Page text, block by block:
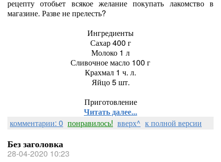
рецепту отобьет всякое желание покупать лакомство в
магазине. Разве не прелесть?
Ингредиенты
Сахар 400 г
Молоко 1 л
Сливочное масло 100 г
Крахмал 1 ч. л.
Яйцо 5 шт.
Приготовление
Читать далее...
комментарии: 0 понравилось! вверх^ к полной версии
Без заголовка
28-04-2020 10:23